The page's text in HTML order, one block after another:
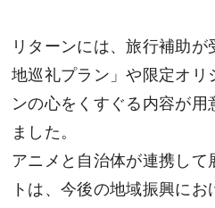
リターンには、旅行補助
地巡礼プラン」や限定オリ
ンの心をくすぐる内容が
ました。
アニメと自治体が連携して
トは、今後の地域振興に